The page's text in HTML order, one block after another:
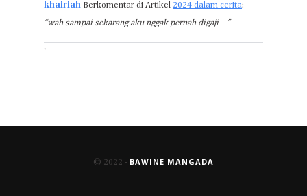
khairiah Berkomentar di Artikel 2024 dalam cerita:
“wah sampai sekarang aku nggak pernah digaji…”
`
© 2022 - BAWINE MANGADA